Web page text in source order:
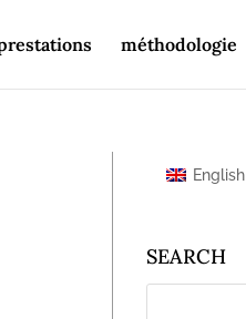
méthodologie
English
SEARCH